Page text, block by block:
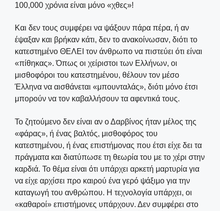
100,000 χρόνια είναι μόνο «χθες»!
Και δεν τους συμφέρει να ψάξουν πάρα πέρα, ή αν
έψαξαν και βρήκαν κάτι, δεν το ανακοίνωσαν, διότι το
κατεστημένο ΘΕΛΕΙ τον άνθρωπο να πιστεύει ότι είναι
«πίθηκας». Όπως οι χείριστοι των Ελλήνων, οι
μισθοφόροι του κατεστημένου, θέλουν τον μέσο
Έλληνα να αισθάνεται «μπουνταλάς», διότι μόνο έτσι
μπορούν να τον καβαλλήσουν τα αφεντικά τους.
Το ζητούμενο δεν είναι αν ο Δαρβίνος ήταν μέλος της
«φάρας», ή ένας βαλτός, μισθοφόρος του
κατεστημένου, ή ένας επιστήμονας που έτσι είχε δει τα
πράγματα και διατύπωσε τη θεωρία του με το χέρι στην
καρδιά. Το θέμα είναι ότι υπάρχει αρκετή μαρτυρία για
να είχε αρχίσει προ καιρού ένα γερό ψάξιμο για την
καταγωγή του ανθρώπου. Η τεχνολογία υπάρχει, οι
«καθαροί» επιστήμονες υπάρχουν. Δεν συμφέρει στο